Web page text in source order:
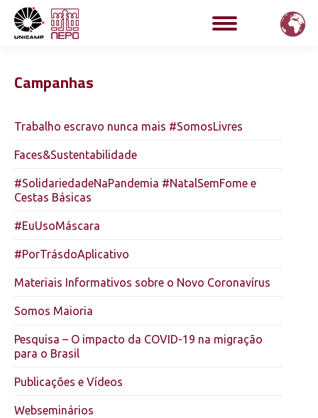
Campanhas
Trabalho escravo nunca mais #SomosLivres
Faces&Sustentabilidade
#SolidariedadeNaPandemia #NatalSemFome e
Cestas Básicas
#EuUsoMáscara
#PorTrásdoAplicativo
Materiais Informativos sobre o Novo Coronavírus
Somos Maioria
Pesquisa – O impacto da COVID-19 na migração
para o Brasil
Publicações e Vídeos
Webseminários